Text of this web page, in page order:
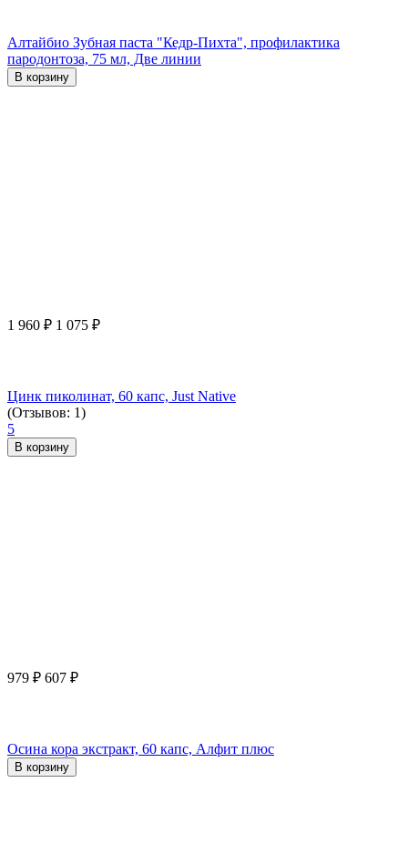
Алтайбио Зубная паста "Кедр-Пихта", профилактика
пародонтоза, 75 мл, Две линии
В корзину
1 960 ₽ 1 075 ₽
Цинк пиколинат, 60 капс, Just Native
(Отзывов: 1)
5
В корзину
979 ₽ 607 ₽
Осина кора экстракт, 60 капс, Алфит плюс
В корзину